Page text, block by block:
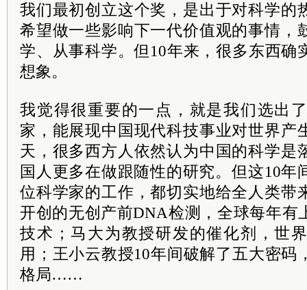
我们最初创立这个奖，是出于对科学的
希望做一些影响下一代价值观的事情，
学、从事科学。但10年来，很多东西确
想象。
我觉得很重要的一点，就是我们选出
家，能展现中国现代科技事业对世界产
天，很多西方人依然认为中国的科学是
国人更多在做跟随性的研究。但这10年
位科学家的工作，都切实地给全人类带
开创的无创产前DNA检测，全球每年有
技术；马大为教授研发的催化剂，世
用；王小云教授10年间破解了五大密码
格局……